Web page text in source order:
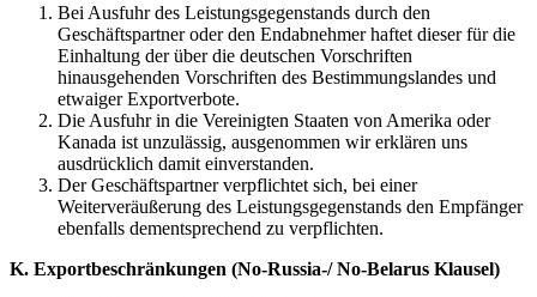
Bei Ausfuhr des Leistungsgegenstands durch den
Geschäftspartner oder den Endabnehmer haftet dieser für die
Einhaltung der über die deutschen Vorschriften
hinausgehenden Vorschriften des Bestimmungslandes und
etwaiger Exportverbote.
Die Ausfuhr in die Vereinigten Staaten von Amerika oder
Kanada ist unzulässig, ausgenommen wir erklären uns
ausdrücklich damit einverstanden.
Der Geschäftspartner verpflichtet sich, bei einer
Weiterveräußerung des Leistungsgegenstands den Empfänger
ebenfalls dementsprechend zu verpflichten.
K. Exportbeschränkungen (No-Russia-/ No-Belarus Klausel)